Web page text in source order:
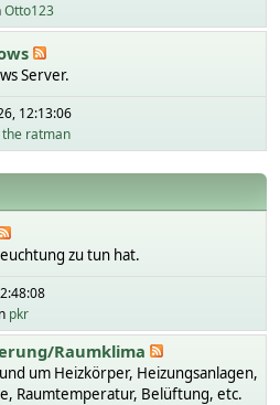
Otto123
Server.
12:13:06
the ratman
zu tun hat.
pkr
Raumklima
um Heizkörper, Heizungsanlagen,
Raumtemperatur, Belüftung, etc.